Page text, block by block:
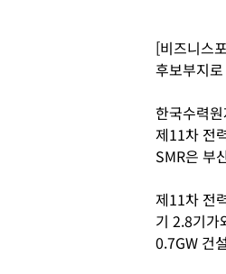
[비즈니스
후보부지
한국수력
제11차 전
SMR은 부
제11차 전
기 2.8기가
0.7GW 건